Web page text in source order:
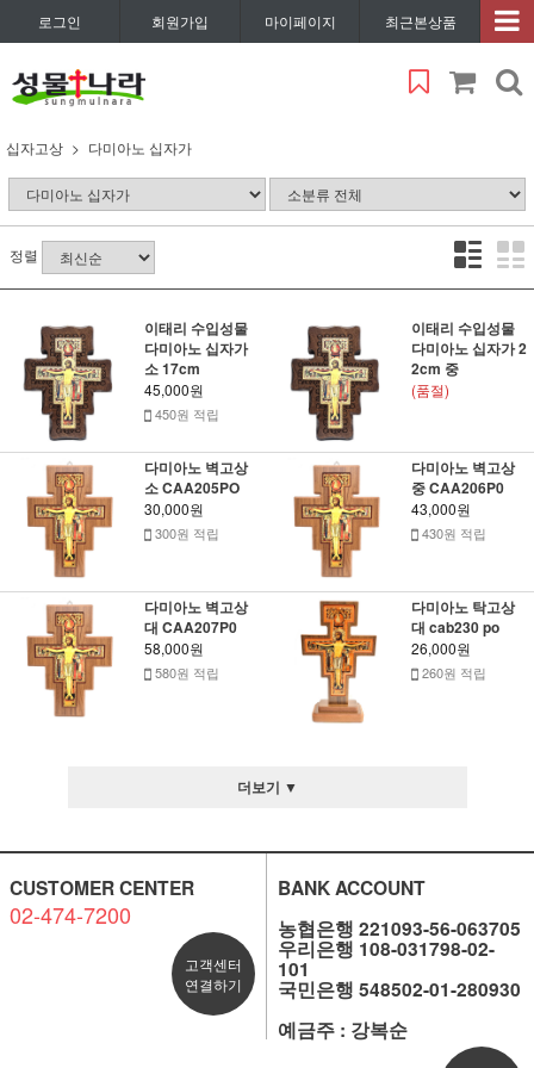
로그인 회원가입 마이페이지 최근본상품
십자고상 다미아노 십자가
정렬
이태리 수입성물
다미아노 십자가
소 17cm
45,000원
450원 적립
이태리 수입성물
다미아노 십자가 2
2cm 중
(품절)
다미아노 벽고상
소 CAA205PO
30,000원
300원 적립
다미아노 벽고상
중 CAA206P0
43,000원
430원 적립
다미아노 벽고상
대 CAA207P0
58,000원
580원 적립
다미아노 탁고상
대 cab230 po
26,000원
260원 적립
더보기 ▼
CUSTOMER CENTER
02-474-7200
고객센터
연결하기
BANK ACCOUNT
농협은행 221093-56-063705
우리은행 108-031798-02-
101
국민은행 548502-01-280930
예금주 : 강복순